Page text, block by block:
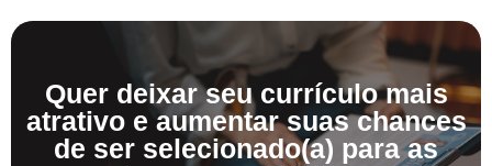
Quer deixar seu currículo mais
atrativo e aumentar suas chances
de ser selecionado(a) para as